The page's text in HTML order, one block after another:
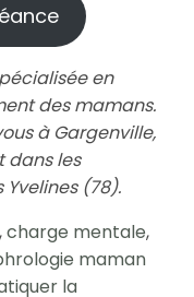
en
des mamans.
à Gargenville,
dans les
(78).
,charge mentale,
maman
la